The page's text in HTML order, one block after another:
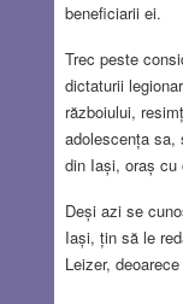
beneficiarii ei.
Trec peste
dictaturii
războiului,
adolescența sa,
din Iași, oraș cu
Deși azi se
Iași, țin să le
Leizer,